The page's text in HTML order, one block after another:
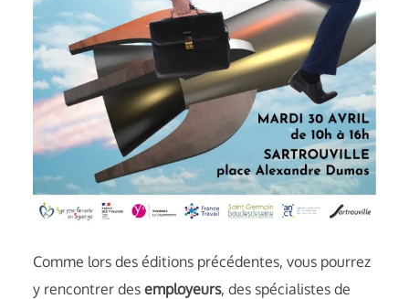
Comme lors des éditions précédentes, vous pourrez
y rencontrer des employeurs, des spécialistes de